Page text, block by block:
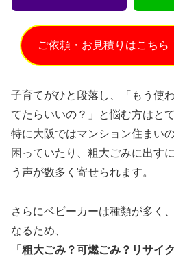
ご依頼・お見積りはこちら
子育てがひと段落し、「もう使
てたらいいの？」と悩む方はと
特に大阪ではマンション住まい
困っていたり、粗大ごみに出す
う声が数多く寄せられます。
さらにベビーカーは種類が多く
なるため、
「粗大ごみ？可燃ごみ？リサイク